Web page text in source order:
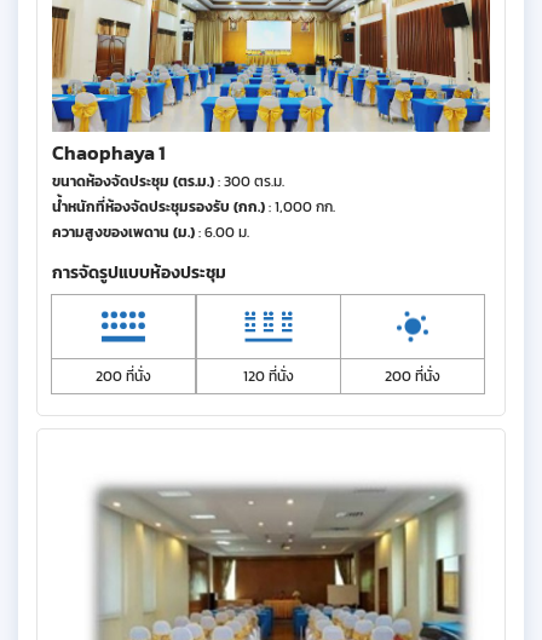
Chaophaya 1
ขนาดห้องจัดประชุม (ตร.ม.): 300 ตร.ม.
น้ำหนักที่ห้องจัดประชุมรองรับ (กก.): 1,000 กก.
ความสูงของเพดาน (ม.): 6.00 ม.
การจัดรูปแบบห้องประชุม
200 ที่นั่ง 120 ที่นั่ง 200 ที่นั่ง